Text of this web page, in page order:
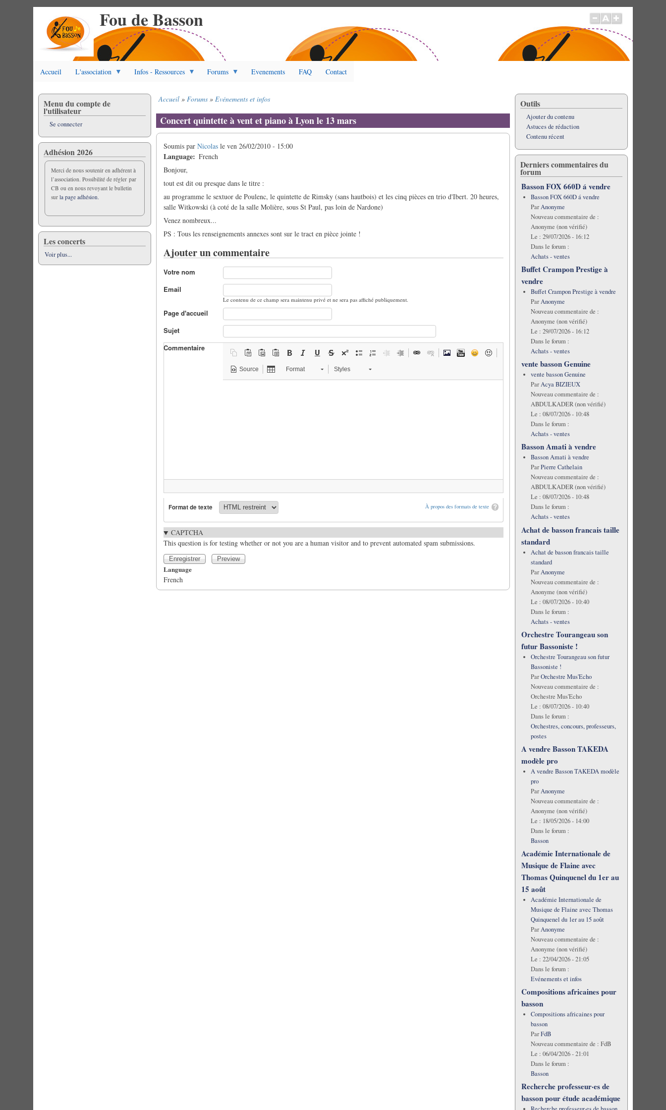
Fou de Basson
Accueil L'association Infos - Ressources Forums Evenements FAQ Contact
d'Ariane
Accueil Forums Evénements et infos
Concert quintette à vent et piano à Lyon le 13 mars
Soumis parNicolas leven 26/02/2010 - 15:00
Language
French
Bonjour,
tout est dit ou presque dans le titre :
au programme le sextuor de Poulenc, le quintette de Rimsky (sans hautbois) et les cinq pièces en trio d'Ibert. 20 heures,
salle Witkowski (à coté de la salle Molière, sous St Paul, pas loin de Nardone)
Venez nombreux...
PS : Tous les renseignements annexes sont sur le tract en pièce jointe !
Ajouter un commentaire
Votre nom
Email
Le contenu de ce champ sera maintenu privé et ne sera pas affiché publiquement.
Page d'accueil
Sujet
Commentaire
Source Format Styles
À propos des formats de texte
Format de texte
CAPTCHA
This question is for testing whether or not you are a human visitor and to prevent automated spam submissions.
Language
French
Menu du compte de
l'utilisateur
Se connecter
Adhésion 2026
Merci de nous soutenir en adhérent à
l’association. Possibilité de régler par
CB ou en nous revoyant le bulletin
surla page adhésion.
Les concerts
Voir plus...
Outils
Ajouter du contenu
Astuces de rédaction
Contenu récent
Derniers commentaires du
forum
Basson FOX 660D á vendre
Basson FOX 660D á vendre
ParAnonyme
Nouveau commentaire de :
Anonyme (non vérifié)
Le : 29/07/2026 - 16:12
Dans le forum :
Achats - ventes
Buffet Crampon Prestige à
vendre
Buffet Crampon Prestige à vendre
ParAnonyme
Nouveau commentaire de :
Anonyme (non vérifié)
Le : 29/07/2026 - 16:12
Dans le forum :
Achats - ventes
vente basson Genuine
vente basson Genuine
ParAcya BIZIEUX
Nouveau commentaire de :
ABDULKADER (non vérifié)
Le : 08/07/2026 - 10:48
Dans le forum :
Achats - ventes
Basson Amati à vendre
Basson Amati à vendre
ParPierre Cathelain
Nouveau commentaire de :
ABDULKADER (non vérifié)
Le : 08/07/2026 - 10:48
Dans le forum :
Achats - ventes
Achat de basson francais taille
standard
Achat de basson francais taille
standard
ParAnonyme
Nouveau commentaire de :
Anonyme (non vérifié)
Le : 08/07/2026 - 10:40
Dans le forum :
Achats - ventes
Orchestre Tourangeau son
futur Bassoniste !
Orchestre Tourangeau son futur
Bassoniste !
ParOrchestre Mus'Echo
Nouveau commentaire de :
Orchestre Mus'Echo
Le : 08/07/2026 - 10:40
Dans le forum :
Orchestres, concours, professeurs,
postes
A vendre Basson TAKEDA
modèle pro
A vendre Basson TAKEDA modèle
pro
ParAnonyme
Nouveau commentaire de :
Anonyme (non vérifié)
Le : 18/05/2026 - 14:00
Dans le forum :
Basson
Académie Internationale de
Musique de Flaine avec
Thomas Quinquenel du 1er au
15 août
Académie Internationale de
Musique de Flaine avec Thomas
Quinquenel du 1er au 15 août
ParAnonyme
Nouveau commentaire de :
Anonyme (non vérifié)
Le : 22/04/2026 - 21:05
Dans le forum :
Evénements et infos
Compositions africaines pour
basson
Compositions africaines pour
basson
ParFdB
Nouveau commentaire de : FdB
Le : 06/04/2026 - 21:01
Dans le forum :
Basson
Recherche professeur·es de
basson pour étude académique